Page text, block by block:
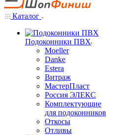
Каталог
Подоконники ПВХ
Moeller
Danke
Estera
Витраж
МастерПласт
Россия ЭЛЕКС
Комплектующие
для подоконников
Откосы
Отливы